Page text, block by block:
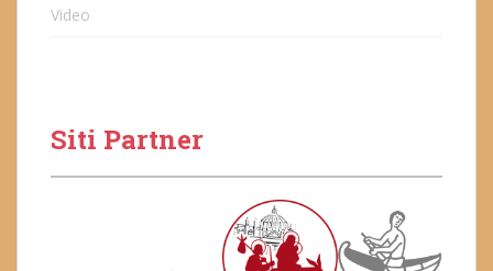
Video
Siti Partner